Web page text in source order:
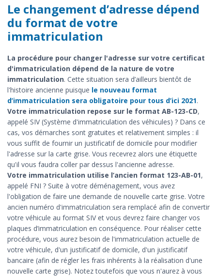
Le changement d’adresse dépend
du format de votre
immatriculation
La procédure pour changer l'adresse sur votre certificat
d'immatriculation dépend de la nature de votre
immatriculation. Cette situation sera d’ailleurs bientôt de
l'histoire ancienne puisque le nouveau format
d’immatriculation sera obligatoire pour tous d’ici 2021.
Votre immatriculation repose sur le format AB-123-CD,
appelé SIV (Système d'immatriculation des véhicules) ? Dans ce
cas, vos démarches sont gratuites et relativement simples : il
vous suffit de fournir un justificatif de domicile pour modifier
l'adresse sur la carte grise. Vous recevrez alors une étiquette
qu'il vous faudra coller par dessus l'ancienne adresse.
Votre immatriculation utilise l’ancien format 123-AB-01,
appelé FNI ? Suite à votre déménagement, vous avez
l'obligation de faire une demande de nouvelle carte grise. Votre
ancien numéro d'immatriculation sera remplacé afin de convertir
votre véhicule au format SIV et vous devrez faire changer vos
plaques d’immatriculation en conséquence. Pour réaliser cette
procédure, vous aurez besoin de l'immatriculation actuelle de
votre véhicule, d'un justificatif de domicile, d'un justificatif
bancaire (afin de régler les frais inhérents à la réalisation d'une
nouvelle carte grise). Notez toutefois que vous n'aurez à vous